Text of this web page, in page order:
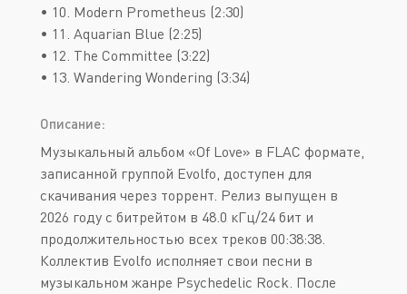
• 10. Modern Prometheus (2:30)
• 11. Aquarian Blue (2:25)
• 12. The Committee (3:22)
• 13. Wandering Wondering (3:34)
Описание:
Музыкальный альбом «Of Love» в FLAC формате,
записанной группой Evolfo, доступен для
скачивания через торрент. Релиз выпущен в
2026 году с битрейтом в 48.0 кГц/24 бит и
продолжительностью всех треков 00:38:38.
Коллектив Evolfo исполняет свои песни в
музыкальном жанре Psychedelic Rock. После